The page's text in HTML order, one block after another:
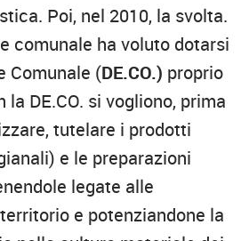
Poi, nel 2010, la svolta.
comunale ha voluto dotarsi
Comunale (DE.CO.) proprio
la DE.CO. si vogliono, prima
tutelare i prodotti
e le preparazioni
legate alle
e potenziandone la